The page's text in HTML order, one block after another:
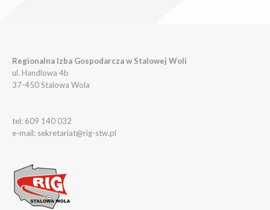
Regionalna Izba Gospodarcza w Stalowej Woli
ul. Handlowa 4b
37-450 Stalowa Wola
tel: 609 140 032
e-mail: sekretariat@rig-stw.pl